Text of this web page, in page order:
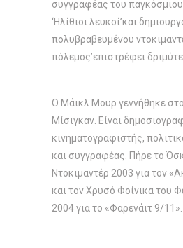
συγγραφέας του
‘Ηλίθιοι λευκοί’και
πολυβραβευμένου
πόλεμος’επιστρέφει
Ο Μάικλ Μουρ γεννήθηκε
Μίσιγκαν. Είναι
κινηματογραφιστής,
και συγγραφέας. Πήρε το
Nτοκιμαντέρ 2003 για τον
και τον Χρυσό Φοίνικα του
2004 για το «Φαρενάιτ 9/11».